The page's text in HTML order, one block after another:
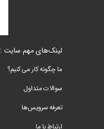
لینک‌های مهم سایت :
ما چگونه کار می کنیم؟
سوالات متداول
تعرفه سرویس‌ها
ارتباط با ما